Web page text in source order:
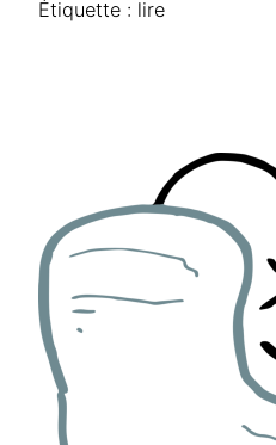
Étiquette : lire